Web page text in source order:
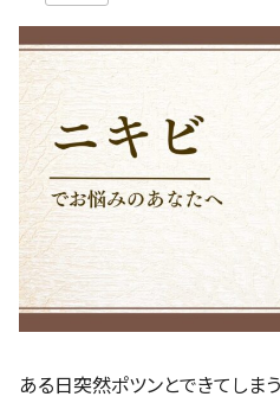
ある日突然ポツンとできてしま